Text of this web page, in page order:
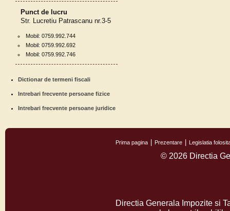
Punct de lucru
Str. Lucretiu Patrascanu nr.3-5
Mobil: 0759.992.744
Mobil: 0759.992.692
Mobil: 0759.992.746
Dictionar de termeni fiscali
Intrebari frecvente persoane fizice
Intrebari frecvente persoane juridice
Prima pagina Prezentare Legislatia
© 2026 Directia
Directia Generala Impozite si